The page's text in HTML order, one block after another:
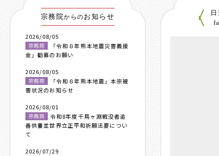
宗務院からのお知らせ
2026/08/05
宗務院
「令和８年熊本地震災害義援
金」勧募のお願い
2026/08/05
宗務院
「令和８年熊本地震」本宗被
害状況のお知らせ
2026/08/01
宗務院
令和8年度千鳥ヶ淵戦没者追
善供養並世界立正平和祈願法要につい
て
2026/07/29